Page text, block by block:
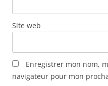
Site web
Enregistrer mon nom,
navigateur pour mon